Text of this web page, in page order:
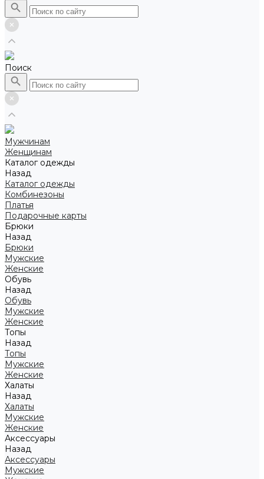
Поиск
Мужчинам
Женщинам
Каталог одежды
Назад
Каталог одежды
Комбинезоны
Платья
Подарочные карты
Брюки
Назад
Брюки
Мужские
Женские
Обувь
Назад
Обувь
Мужские
Женские
Топы
Назад
Топы
Мужские
Женские
Халаты
Назад
Халаты
Мужские
Женские
Аксессуары
Назад
Аксессуары
Мужские